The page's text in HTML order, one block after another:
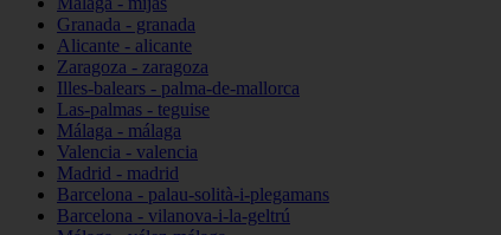
Granada - granada
Alicante - alicante
Zaragoza - zaragoza
Illes-balears - palma-de-mallorca
Las-palmas - teguise
Málaga - málaga
Valencia - valencia
Madrid - madrid
Barcelona - palau-solità-i-plegamans
Barcelona - vilanova-i-la-geltrú